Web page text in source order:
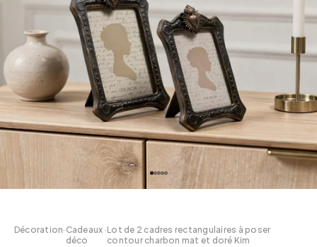
Décoration· Cadeaux
déco
·Lot de 2 cadres rectangulaires à poser
contour charbon mat et doré Kim